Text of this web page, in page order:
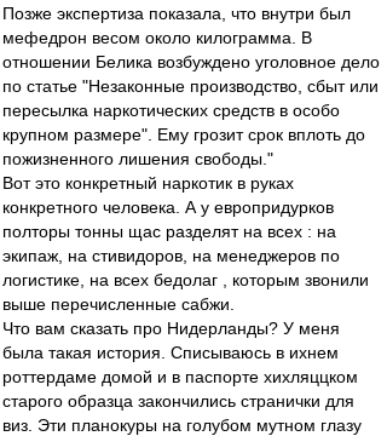
Позже экспертиза показала, что внутри был
мефедрон весом около килограмма. В
отношении Белика возбуждено уголовное дело
по статье "Незаконные производство, сбыт или
пересылка наркотических средств в особо
крупном размере". Ему грозит срок вплоть до
пожизненного лишения свободы."
Вот это конкретный наркотик в руках
конкретного человека. А у европридурков
полторы тонны щас разделят на всех : на
экипаж, на стивидоров, на менеджеров по
логистике, на всех бедолаг , которым звонили
выше перечисленные сабжи.
Что вам сказать про Нидерланды? У меня
была такая история. Списываюсь в ихнем
роттердаме домой и в паспорте хихляццком
старого образца закончились странички для
виз. Эти планокуры на голубом мутном глазу